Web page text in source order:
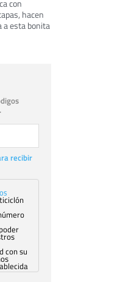
con
hacen
a esta bonita
recibir
con su